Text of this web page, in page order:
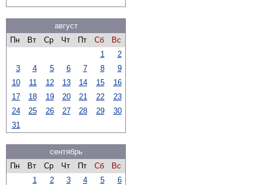
август
Пн
Вт Ср Чт Пт Сб
Вс
1
2
3
4 5 6 7 8
9
10
11 12 13 14 15
16
17
18 19 20 21 22
23
24
25 26 27 28 29
30
31
сентябрь
Пн
Вт Ср Чт Пт Сб
Вс
1
2 3 4 5
6